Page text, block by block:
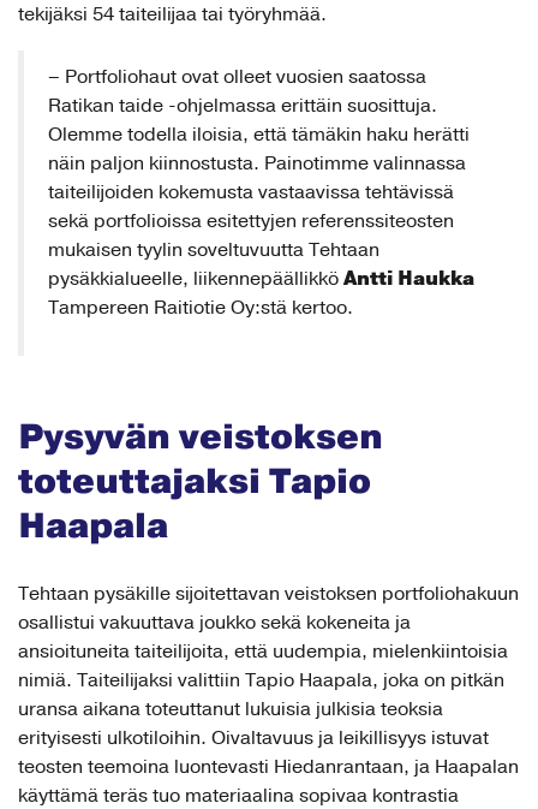
tekijäksi 54 taiteilijaa tai työryhmää.
– Portfoliohaut ovat olleet vuosien saatossa
Ratikan taide -ohjelmassa erittäin suosittuja.
Olemme todella iloisia, että tämäkin haku herätti
näin paljon kiinnostusta. Painotimme valinnassa
taiteilijoiden kokemusta vastaavissa tehtävissä
sekä portfolioissa esitettyjen referenssiteosten
mukaisen tyylin soveltuvuutta Tehtaan
pysäkkialueelle, liikennepäällikkö Antti Haukka
Tampereen Raitiotie Oy:stä kertoo.
Pysyvän veistoksen
toteuttajaksi Tapio
Haapala
Tehtaan pysäkille sijoitettavan veistoksen portfoliohakuun
osallistui vakuuttava joukko sekä kokeneita ja
ansioituneita taiteilijoita, että uudempia, mielenkiintoisia
nimiä. Taiteilijaksi valittiin Tapio Haapala, joka on pitkän
uransa aikana toteuttanut lukuisia julkisia teoksia
erityisesti ulkotiloihin. Oivaltavuus ja leikillisyys istuvat
teosten teemoina luontevasti Hiedanrantaan, ja Haapalan
käyttämä teräs tuo materiaalina sopivaa kontrastia